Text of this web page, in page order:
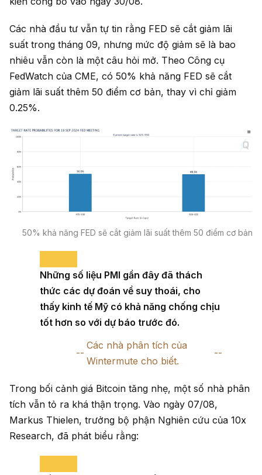
Các nhà đầu tư vẫn tự tin rằng FED sẽ cắt giảm lãi
suất trong tháng 09, nhưng mức độ giảm sẽ là bao
nhiêu vẫn còn là một câu hỏi mở. Theo Công cụ
FedWatch của CME, có 50% khả năng FED sẽ cắt
giảm lãi suất thêm 50 điểm cơ bản, thay vì chỉ giảm
0.25%.
50% khả năng FED sẽ cắt giảm lãi suất thêm 50 điểm cơ bản
Những số liệu PMI gần đây đã thách
thức các dự đoán về suy thoái, cho
thấy kinh tế Mỹ có khả năng chống chịu
tốt hơn so với dự báo trước đó.
Các nhà phân tích của
Wintermute cho biết.
Trong bối cảnh giá Bitcoin tăng nhẹ, một số nhà phân
tích vẫn tỏ ra khá thận trọng. Vào ngày 07/08,
Markus Thielen, trưởng bộ phận Nghiên cứu của 10x
Research, đã phát biểu rằng: